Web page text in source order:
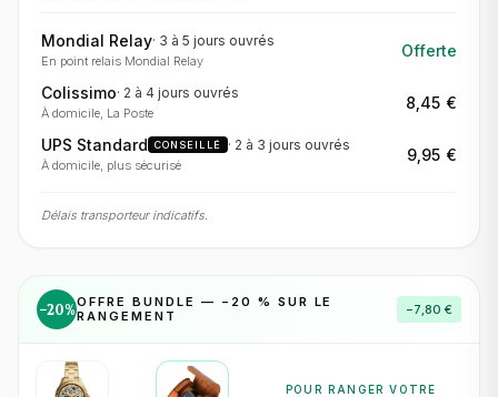
Mondial Relay· 3 à 5 jours ouvrés
En point relais Mondial Relay
Offerte
Colissimo· 2 à 4 jours ouvrés
À domicile, La Poste
8,45 €
UPS Standard CONSEILLÉ · 2 à 3 jours ouvrés
À domicile, plus sécurisé
9,95 €
Délais transporteur indicatifs.
−20%OFFRE BUNDLE — − 20 % SUR LE
RANGEMENT
−7,80 €
POUR RANGER VOTRE